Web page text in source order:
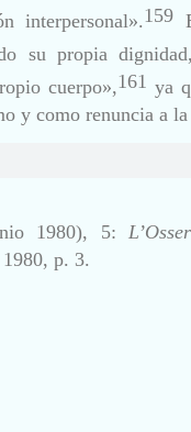
interpersonal».159
su propia dignidad,
pio cuerpo»,161ya
y como renuncia a
1980), 5:
p. 3.